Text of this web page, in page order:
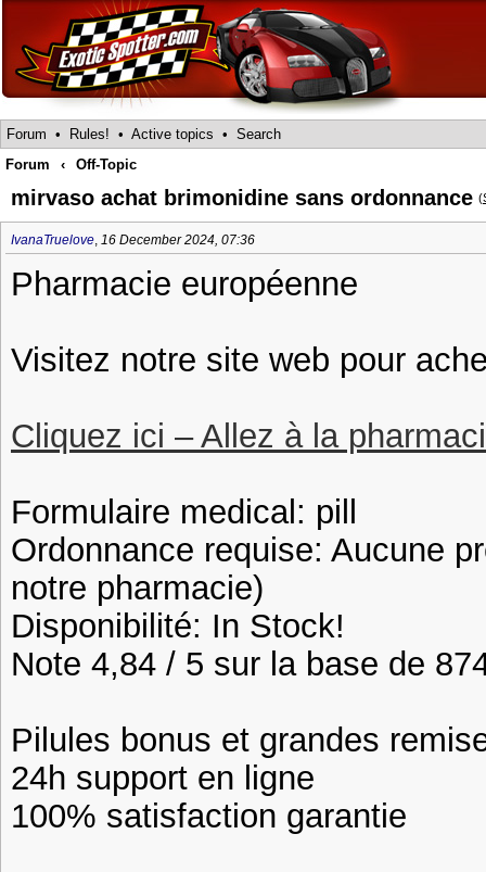
Forum • Rules! • Active topics • Search
Forum
‹ Off-Topic
mirvaso achat brimonidine sans ordonnance (
IvanaTruelove, 16 December 2024, 07:36
Pharmacie européenne
Visitez notre site web pour
Cliquez ici – Allez à la
Formulaire medical: pill
Ordonnance requise: Aucune
notre pharmacie)
Disponibilité: In Stock!
Note 4,84 / 5 sur la base de
Pilules bonus et grandes
24h support en ligne
100% satisfaction garantie